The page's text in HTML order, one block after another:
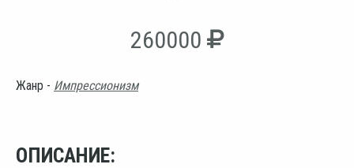
260000
Жанр - Импрессионизм
ОПИСАНИЕ: